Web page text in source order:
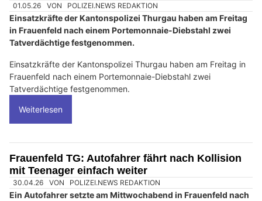
01.05.26 VON POLIZEI.NEWS REDAKTION
Einsatzkräfte der Kantonspolizei Thurgau haben am Freitag
in Frauenfeld nach einem Portemonnaie-Diebstahl zwei
Tatverdächtige festgenommen.
Einsatzkräfte der Kantonspolizei Thurgau haben am Freitag in
Frauenfeld nach einem Portemonnaie-Diebstahl zwei
Tatverdächtige festgenommen.
Weiterlesen
Frauenfeld TG: Autofahrer fährt nach Kollision
mit Teenager einfach weiter
30.04.26 VON POLIZEI.NEWS REDAKTION
Ein Autofahrer setzte am Mittwochabend in Frauenfeld nach